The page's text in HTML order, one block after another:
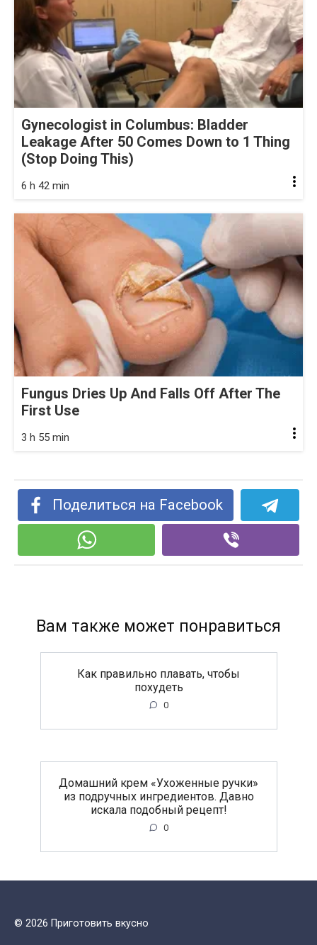
Gynecologist in Columbus: Bladder
Leakage After 50 Comes Down to 1 Thing
(Stop Doing This)
6 h 42 min
Fungus Dries Up And Falls Off After The
First Use
3 h 55 min
Поделиться на Facebook
Вам также может понравиться
Как правильно плавать, чтобы
похудеть
0
Домашний крем «Ухоженные ручки»
из подручных ингредиентов. Давно
искала подобный рецепт!
0
© 2026 Приготовить вкусно